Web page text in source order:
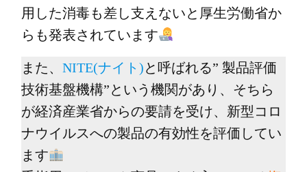
用した消毒も差し支えないと厚生労働省か
らも発表されています
また、 NITE(ナイト)と呼ばれる” 製品評価
技術基盤機構”という機関があり、そちら
が経済産業省からの要請を受け、新型コロ
ナウイルスへの製品の有効性を評価してい
ます